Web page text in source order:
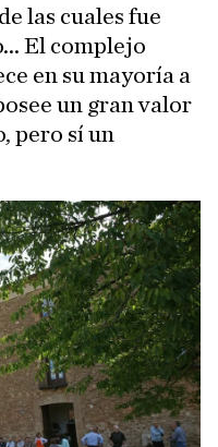
las cuales fue
El complejo
en su mayoría a
un gran valor
pero sí un